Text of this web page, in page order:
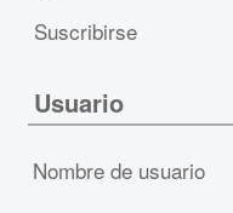
Suscribirse
Usuario
Nombre de usuario